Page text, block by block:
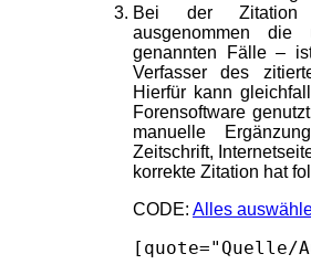
Bei der
ausgenommen
genannten Fälle –
Verfasser des
Hierfür kann
Forensoftware
manuelle
Zeitschrift,
korrekte Zitation hat
CODE: Alles